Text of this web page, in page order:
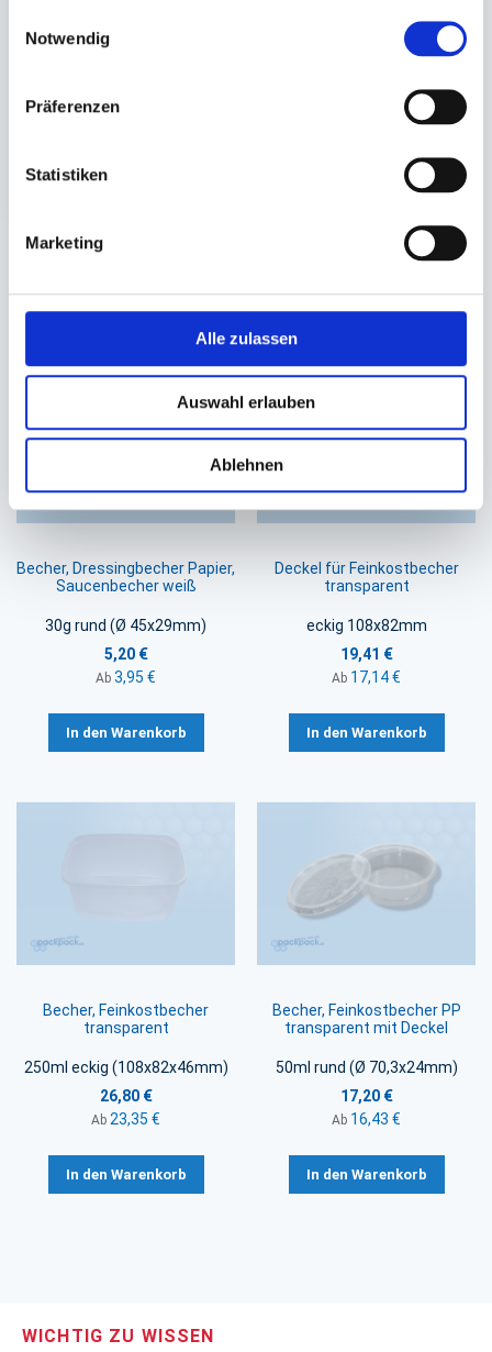
Notwendig
Präferenzen
Statistiken
Marketing
Alle zulassen
Auswahl erlauben
Ablehnen
29,90 €
Sie könnten auch an folgenden Artikeln
interessiert sein
Becher, Dressingbecher Papier,
Saucenbecher weiß
30g rund (Ø 45x29mm)
5,20 €
Ab 3,95 €
In den Warenkorb
Deckel für Feinkostbecher
transparent
eckig 108x82mm
19,41 €
Ab 17,14 €
In den Warenkorb
Becher, Feinkostbecher
transparent
250ml eckig (108x82x46mm)
26,80 €
Ab 23,35 €
In den Warenkorb
Becher, Feinkostbecher PP
transparent mit Deckel
50ml rund (Ø 70,3x24mm)
17,20 €
Ab 16,43 €
In den Warenkorb
WICHTIG ZU WISSEN